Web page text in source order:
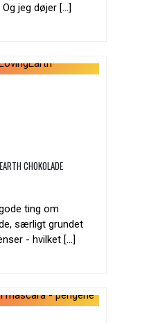
jeg døjer [...]
CHOKOLADE
ting om
særligt grundet
- hvilket [...]